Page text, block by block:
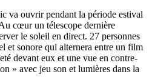
va ouvrir pendant la période estival
cœur un télescope dernière
le soleil en direct. 27 personnes
et sonore qui alternera entre un film
devant eux et une vue en contre-
» avec jeu son et lumières dans la